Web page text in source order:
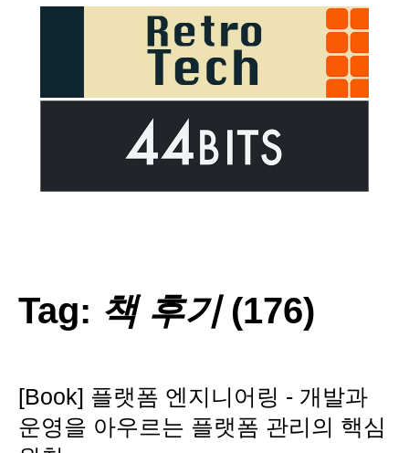
Tag: 책 후기(176)
[Book] 플랫폼 엔지니어링 - 개발과
운영을 아우르는 플랫폼 관리의 핵심